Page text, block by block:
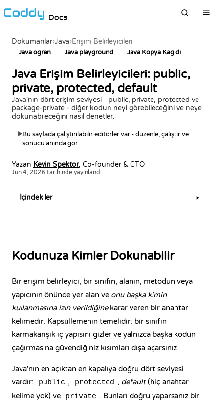
Docs
Dokümanlar›Java›Erişim Belirleyicileri
Java öğren Java playground Java Kopya Kağıdı
Java Erişim Belirleyicileri: public,
private, protected, default
Java'nın dört erişim seviyesi - public, private, protected ve
package-private - diğer kodun neyi görebileceğini ve neye
dokunabileceğini nasıl denetler.
▶Bu sayfada çalıştırılabilir editörler var - düzenle, çalıştır ve
sonucu anında gör.
Yazan Kevin Spektor, Co-founder & CTO
Jun 4, 2026 tarihinde yayınlandı
Kodunuza Kimler Dokunabilir
Bir erişim belirleyici, bir sınıfın, alanın, metodun veya
yapıcının önünde yer alan ve onu başka kimin
kullanmasına izin verildiğinekarar veren bir anahtar
kelimedir. Kapsüllemenin temelidir: bir sınıfın
karmakarışık iç yapısını gizler ve yalnızca başka kodun
çağırmasına güvendiğiniz kısımları dışa açarsınız.
Java'nın en açıktan en kapalıya doğru dört seviyesi
vardır:
public , protected , default(hiç anahtar
kelime yok) ve
private . Bunları doğru yaparsanız bir
İçindekiler ▶